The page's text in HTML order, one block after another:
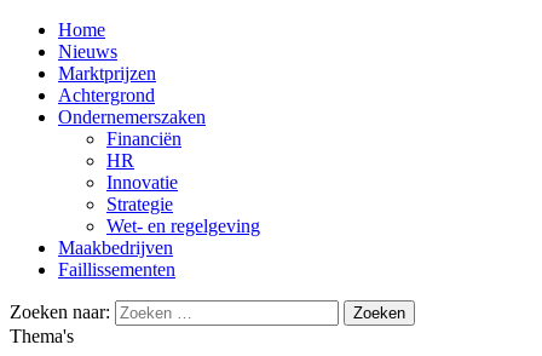
Home
Nieuws
Marktprijzen
Achtergrond
Ondernemerszaken
Financiën
HR
Innovatie
Strategie
Wet- en regelgeving
Maakbedrijven
Faillissementen
Zoeken naar:
Thema's